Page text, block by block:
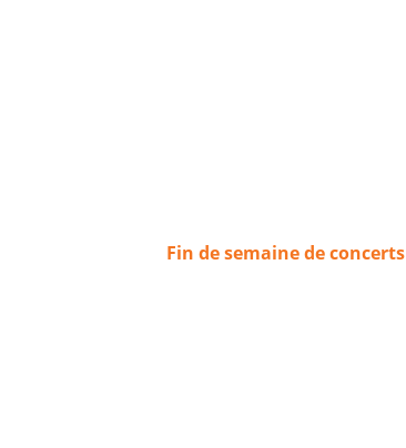
Fin de semaine de concerts